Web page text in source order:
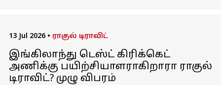
13 Jul 2026 • ராகுல் டிராவிட்
இங்கிலாந்து டெஸ்ட் கிரிக்கெட்
அணிக்கு பயிற்சியாளராகிறாரா ராகுல்
டிராவிட்? முழு விபரம்